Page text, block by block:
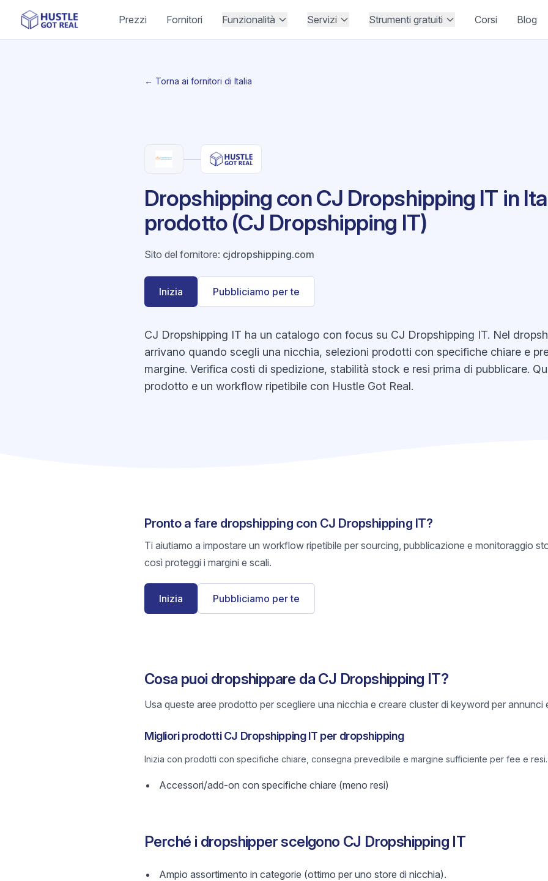
Prezzi Fornitori Funzionalità Servizi Strumenti gratuiti Corsi Blog
← Torna ai fornitori di Italia
Dropshipping con CJ Dropshipping IT in
prodotto (CJ Dropshipping IT)
Sito del fornitore: cjdropshipping.com
Inizia Pubbliciamo per te
CJ Dropshipping IT ha un catalogo con focus su CJ Dropshipping IT. Nel
arrivano quando scegli una nicchia, selezioni prodotti con specifiche chiare e
margine. Verifica costi di spedizione, stabilità stock e resi prima di pubblicare.
prodotto e un workflow ripetibile con Hustle Got Real.
Pronto a fare dropshipping con CJ Dropshipping IT?
Ti aiutiamo a impostare un workflow ripetibile per sourcing, pubblicazione e monitoraggio
così proteggi i margini e scali.
Inizia Pubbliciamo per te
Cosa puoi dropshippare da CJ Dropshipping IT?
Usa queste aree prodotto per scegliere una nicchia e creare cluster di keyword per annunci
Migliori prodotti CJ Dropshipping IT per dropshipping
Inizia con prodotti con specifiche chiare, consegna prevedibile e margine sufficiente per fee e resi.
Accessori/add-on con specifiche chiare (meno resi)
Perché i dropshipper scelgono CJ Dropshipping IT
Ampio assortimento in categorie (ottimo per uno store di nicchia).